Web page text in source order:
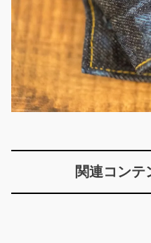
関連コンテ